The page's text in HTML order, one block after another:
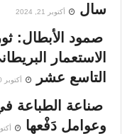
سال
أكتوبر 21, 2024
صمود الأبطال:
الاستعمار
التاسع عشر
أكتوبر 20, 2024
صناعة الطباعة
وعوامل دَفْعها
أكتوبر